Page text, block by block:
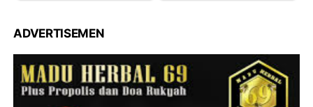
ADVERTISEMEN